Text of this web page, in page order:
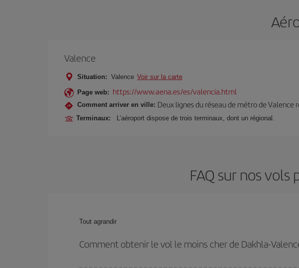
Valence
Situation: Valence Voir sur la carte
Page web: https://www.aena.es/es/valencia.html
Comment arriver en ville: Deux lignes du réseau de métro de
Terminaux: L’aéroport dispose de trois terminaux, dont un régional.
FAQ sur nos vols
Tout agrandir
Comment obtenir le vol le moins cher de Dakhla-